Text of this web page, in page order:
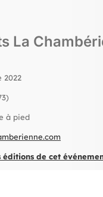
La
2022
à pied
éditions de cet